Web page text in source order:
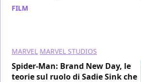
FILM
MARVEL MARVEL STUDIOS
Spider-Man: Brand New Day, le
teorie sul ruolo di Sadie Sink che